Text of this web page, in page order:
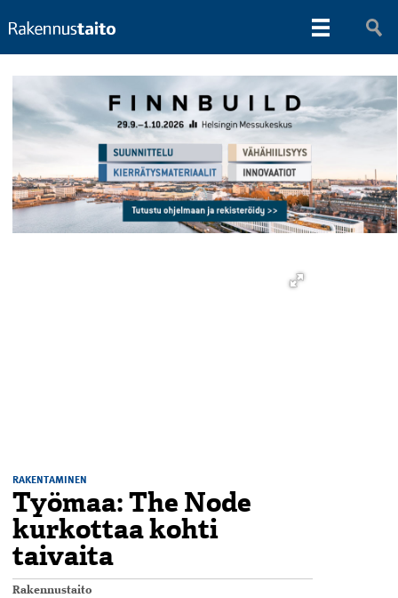
RAKENTAMINEN
Työmaa: The Node
kurkottaa kohti
taivaita
Rakennustaito